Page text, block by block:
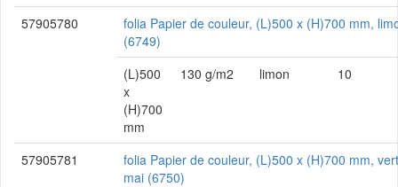
57905780
folia Papier de couleur, (L)500 x (H)700 mm,
(6749)
(L)500
x
(H)700
mm
130 g/m2 limon 10
57905781
folia Papier de couleur, (L)500 x (H)700 mm, vert
mai (6750)